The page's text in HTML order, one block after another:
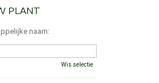
PLANT
naam:
Wis selectie